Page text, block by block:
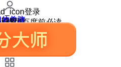
登录
的关注
的收藏
肤中心
户反馈
设置
使用百度前必读